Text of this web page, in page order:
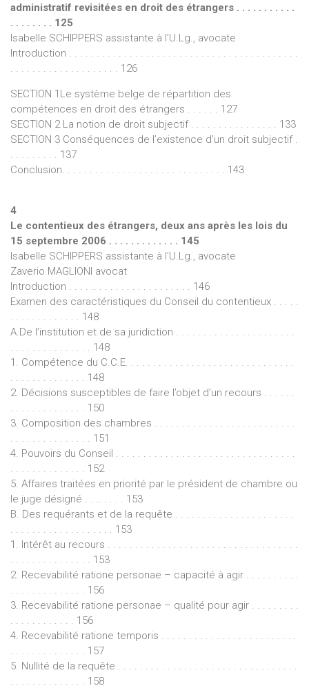
administratif revisitées en droit des étrangers . . . . . . . . . . .
. . . . . . . . 125
Isabelle SCHIPPERS assistante à l’U.Lg., avocate
Introduction . . . . . . . . . . . . . . . . . . . . . . . . . . . . . . . . . . . . . . . . . .
. . . . . . . . . . . . . . . . . . . . 126
SECTION 1Le système belge de répartition des
compétences en droit des étrangers . . . . . . 127
SECTION 2 La notion de droit subjectif . . . . . . . . . . . . . . . . 133
SECTION 3 Conséquences de l’existence d’un droit subjectif .
. . . . . . . . . 137
Conclusion. . . . . . . . . . . . . . . . . . . . . . . . . . . . . . 143
4
Le contentieux des étrangers, deux ans après les lois du
15 septembre 2006 . . . . . . . . . . . . . 145
Isabelle SCHIPPERS assistante à l’U.Lg., avocate
Zaverio MAGLIONI avocat
Introduction . . . . .. . . . . . . . . . . . . . . . . . 146
Examen des caractéristiques du Conseil du contentieux . . . . .
. . . . . . . . . . . . . 148
A.De l’institution et de sa juridiction . . . . . . . . . . . . . . . . . . . . . .
. . . . . . . . . . . . . . . 148
1. Compétence du C.C.E. . . . . . . . . . . . . . . . . . . . . . . . . . . . . . .
. . . . . . . . . . . . . . 148
2. Décisions susceptibles de faire l’objet d’un recours . . . . . .
. . . . . . . . . . . . . . 150
3. Composition des chambres . . . . . . . . . . . . . . . . . . . . . . . . . .
. . . . . . . . . . . . . . . 151
4. Pouvoirs du Conseil . . . . . . . . . . . . . . . . . . . . . . . . . . . . . . . . .
. . . . . . . . . . . . . . 152
5. Affaires traitées en priorité par le président de chambre ou
le juge désigné . . .. . . . . 153
B. Des requérants et de la requête . . . . . . . . . . . . . . . . . . . . . .
. . . . . . . . . . . . . . . . . . . 153
1. Intérêt au recours . . . . . . . . . . . . . . . . . . . . . . . . . . . . . . . . . . .
. . . . . . . . . . . . . . . 153
2. Recevabilité ratione personae – capacité à agir . . . . . . . . . .
. . . . . . . . . . . . . . 156
3. Recevabilité ratione personae – qualité pour agir . . . . . . . . .
. . . . . . . . . . . . 156
4. Recevabilité ratione temporis . . . . . . . . . . . . . . . . . . . . . . . . .
. . . . . . . . . . . . . . 157
5. Nullité de la requête . . . . . . . . . . . . . . . . . . . . . . . . . . . . . . . . .
. . . . . . . . . . . . . . 158